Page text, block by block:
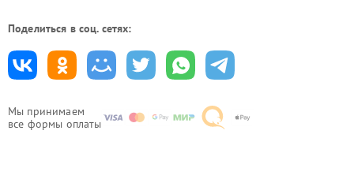
Мы принимаем
все формы оплаты
Поделиться в соц. сетях: